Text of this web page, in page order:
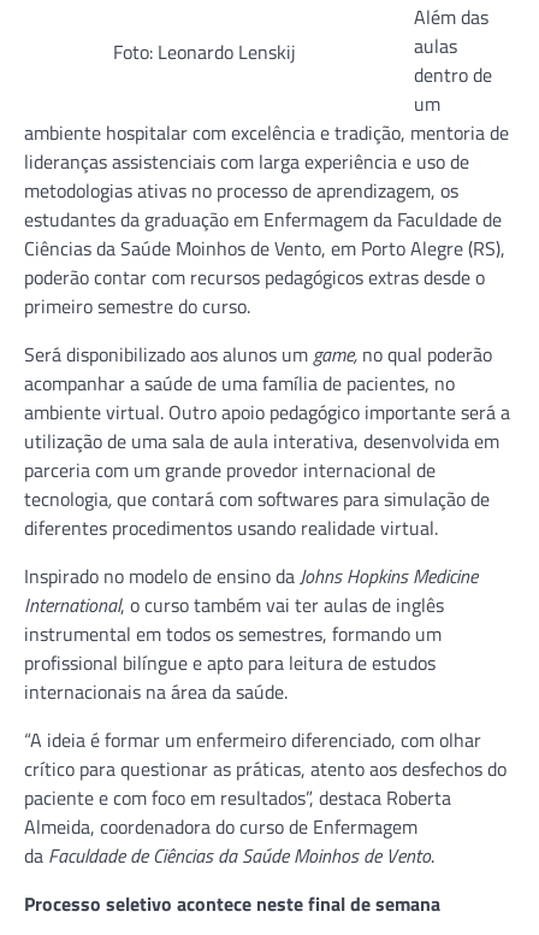
Foto: Leonardo Lenskij
Além das
aulas
dentro de
um
ambiente hospitalar com excelência e tradição, mentoria de
lideranças assistenciais com larga experiência e uso de
metodologias ativas no processo de aprendizagem, os
estudantes da graduação em Enfermagem da Faculdade de
Ciências da Saúde Moinhos de Vento, em Porto Alegre (RS),
poderão contar com recursos pedagógicos extras desde o
primeiro semestre do curso.
Será disponibilizado aos alunos um game, no qual poderão
acompanhar a saúde de uma família de pacientes, no
ambiente virtual. Outro apoio pedagógico importante será a
utilização de uma sala de aula interativa, desenvolvida em
parceria com um grande provedor internacional de
tecnologia,que contará com softwares para simulação de
diferentes procedimentos usando realidade virtual.
Inspirado no modelo de ensino da Johns Hopkins Medicine
International, o curso também vai ter aulas de inglês
instrumental em todos os semestres, formando um
profissional bilíngue e apto para leitura de estudos
internacionais na área da saúde.
“A ideia é formar um enfermeiro diferenciado, com olhar
crítico para questionar as práticas, atento aos desfechos do
paciente e com foco em resultados”, destaca Roberta
Almeida, coordenadora do curso de Enfermagem
da Faculdade de Ciências da Saúde Moinhos de Vento.
Processo seletivo acontece neste final de semana